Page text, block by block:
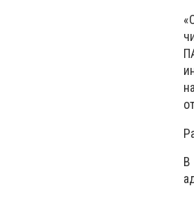
В